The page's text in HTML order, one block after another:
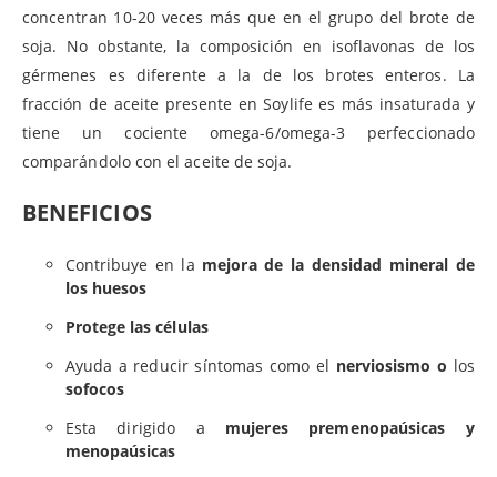
concentran 10-20 veces más que en el grupo del brote de
soja. No obstante, la composición en isoflavonas de los
gérmenes es diferente a la de los brotes enteros. La
fracción de aceite presente en Soylife es más insaturada y
tiene un cociente omega-6/omega-3 perfeccionado
comparándolo con el aceite de soja.
BENEFICIOS
Contribuye en la mejora de la densidad mineral de
los huesos
Protege las células
Ayuda a reducir síntomas como el nerviosismo o los
sofocos
Esta dirigido a mujeres premenopaúsicas y
menopaúsicas